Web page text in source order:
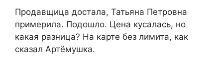
Продавщица достала, Татьяна Петровна
примерила. Подошло. Цена кусалась, но
какая разница? На карте без лимита, как
сказал Артёмушка.